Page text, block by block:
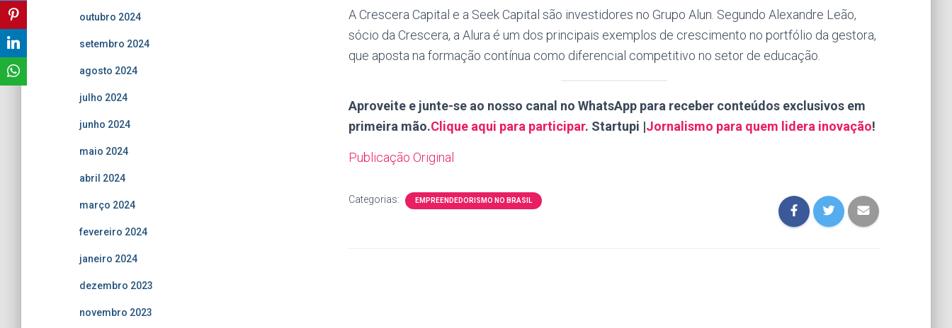
outubro 2024
setembro 2024
agosto 2024
julho 2024
junho 2024
maio 2024
abril 2024
março 2024
fevereiro 2024
janeiro 2024
dezembro 2023
novembro 2023
A Crescera Capital e a Seek Capital são investidores no Grupo Alun. Segundo Alexandre Leão,
sócio da Crescera, a Alura é um dos principais exemplos de crescimento no portfólio da gestora,
que aposta na formação contínua como diferencial competitivo no setor de educação.
Aproveite e junte-se ao nosso canal no WhatsApp para receber conteúdos exclusivos em
primeira mão.Clique aqui para participar. Startupi |Jornalismo para quem lidera inovação!
Publicação Original
Categorias: EMPREENDEDORISMO NO BRASIL